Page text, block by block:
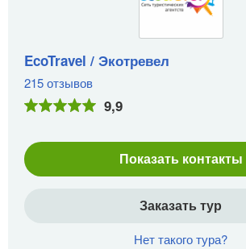
EcoTravel / Экотревел
215 отзывов
9,9
Показать контакты
Заказать тур
Нет такого тура?